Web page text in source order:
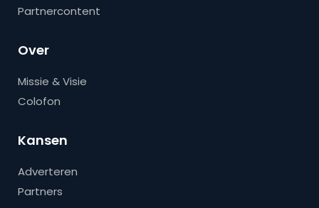
Partnercontent
Over
Missie & Visie
Colofon
Kansen
Adverteren
Partners